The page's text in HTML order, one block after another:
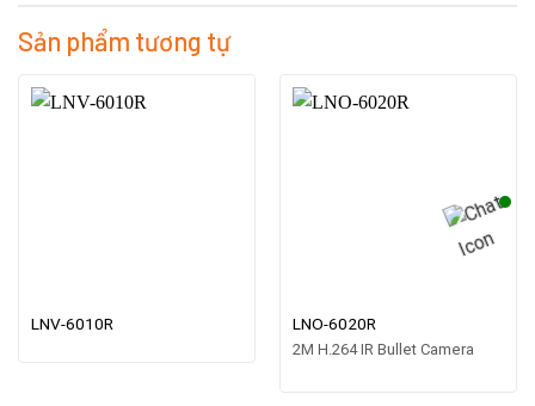
Sản phẩm tương tự
LNV-6010R LNO-6020R
2M H.264 IR Bullet Camera